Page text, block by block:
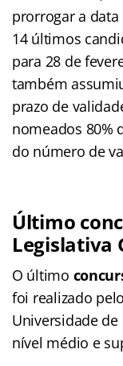
prorrogar a
14 últimos
para 28 de
também
prazo de
nomeados 80%
do número de
Último
Legislativa
O último
foi realizado
Universidade de
nível médio e